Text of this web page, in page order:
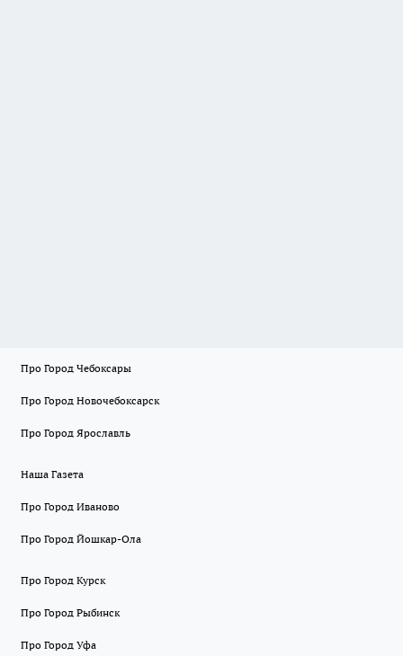
Про Город Чебоксары
Про Город Новочебоксарск
Про Город Ярославль
Наша Газета
Про Город Иваново
Про Город Йошкар-Ола
Про Город Курск
Про Город Рыбинск
Про Город Уфа